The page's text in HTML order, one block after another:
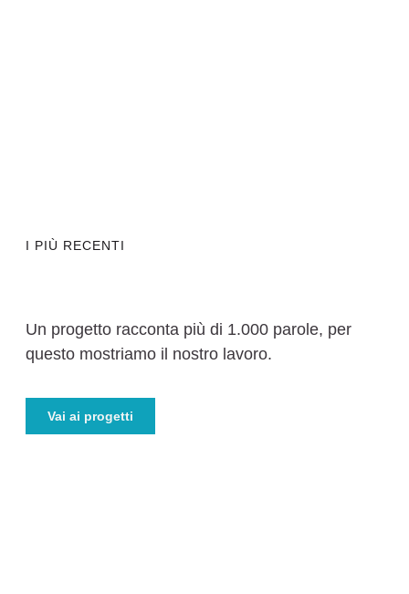
I PIÙ RECENTI
Un progetto racconta più di 1.000 parole, per
questo mostriamo il nostro lavoro.
Vai ai progetti